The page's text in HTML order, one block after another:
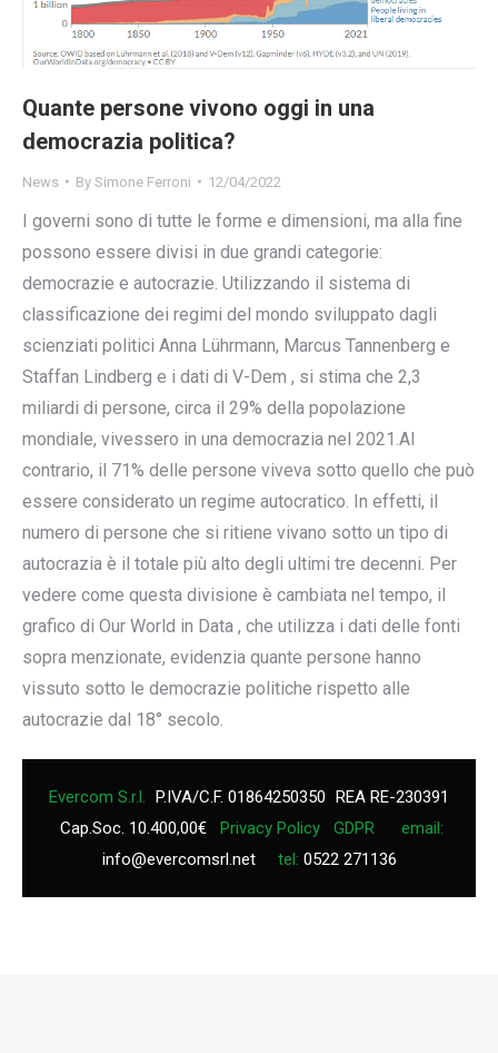
Quante persone vivono oggi in una
democrazia politica?
News By Simone Ferroni 12/04/2022
I governi sono di tutte le forme e dimensioni, ma alla fine
possono essere divisi in due grandi categorie:
democrazie e autocrazie. Utilizzando il sistema di
classificazione dei regimi del mondo sviluppato dagli
scienziati politici Anna Lührmann, Marcus Tannenberg e
Staffan Lindberg e i dati di V-Dem , si stima che 2,3
miliardi di persone, circa il 29% della popolazione
mondiale, vivessero in una democrazia nel 2021.Al
contrario, il 71% delle persone viveva sotto quello che può
essere considerato un regime autocratico. In effetti, il
numero di persone che si ritiene vivano sotto un tipo di
autocrazia è il totale più alto degli ultimi tre decenni. Per
vedere come questa divisione è cambiata nel tempo, il
grafico di Our World in Data , che utilizza i dati delle fonti
sopra menzionate, evidenzia quante persone hanno
vissuto sotto le democrazie politiche rispetto alle
autocrazie dal 18° secolo.
Evercom S.r.l. P.IVA/C.F. 01864250350 REA RE-230391
Cap.Soc. 10.400,00€
Privacy Policy GDPR
email:
info@evercomsrl.net
tel: 0522 271136